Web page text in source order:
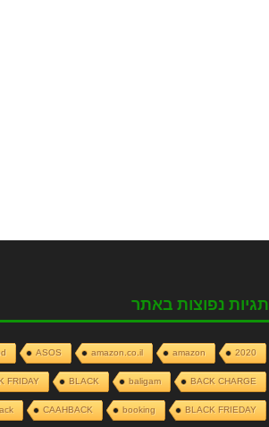
תגיות נפוצות באתר
2020
amazon
amazon.co.il
ASOS
BACK CHARGE
baligam
BLACK
FRIDAY
BLACK FRIEDAY
booking
CAAHBACK